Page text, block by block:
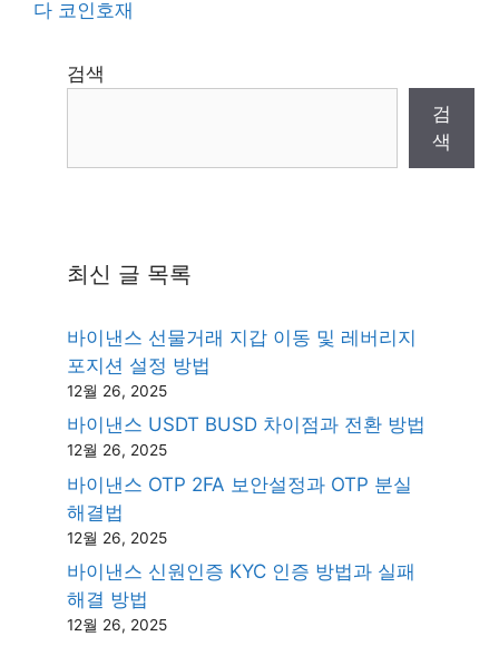
다 코인호재
검색
검
색
최신 글 목록
바이낸스 선물거래 지갑 이동 및 레버리지
포지션 설정 방법
12월 26, 2025
바이낸스 USDT BUSD 차이점과 전환 방법
12월 26, 2025
바이낸스 OTP 2FA 보안설정과 OTP 분실
해결법
12월 26, 2025
바이낸스 신원인증 KYC 인증 방법과 실패
해결 방법
12월 26, 2025